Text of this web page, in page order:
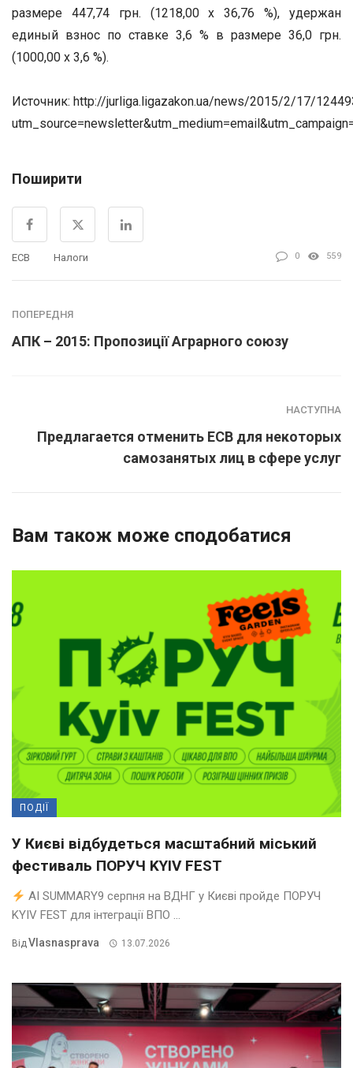
размере 447,74 грн. (1218,00 х 36,76 %), удержан
единый взнос по ставке 3,6 % в размере 36,0 грн.
(1000,00 х 3,6 %).
Источник: http://jurliga.ligazakon.ua/news/2015/2/17/
Поширити
ЕСВ Налоги 0 559
ПОПЕРЕДНЯ
АПК – 2015: Пропозиції Аграрного союзу
НАСТУПНА
Предлагается отменить ЕСВ для некоторых
самозанятых лиц в сфере услуг
Вам також може сподобатися
ПОДІЇ
У Києві відбудеться масштабний міський
фестиваль ПОРУЧ KYIV FEST
AI SUMMARY9 серпня на ВДНГ у Києві пройде ПОРУЧ
KYIV FEST для інтеграції ВПО ...
ВідVlasnasprava 13.07.2026